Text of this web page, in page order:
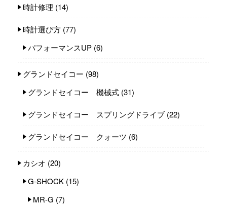
時計修理 (14)
時計選び方 (77)
パフォーマンスUP (6)
グランドセイコー (98)
グランドセイコー 機械式 (31)
グランドセイコー スプリングドライブ (22)
グランドセイコー クォーツ (6)
カシオ (20)
G-SHOCK (15)
MR-G (7)